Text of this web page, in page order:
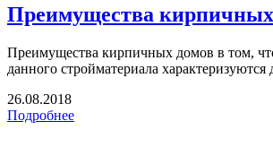
Преимущества
Преимущества кирпичных домов в том,
данного стройматериала характеризуются
26.08.2018
Подробнее